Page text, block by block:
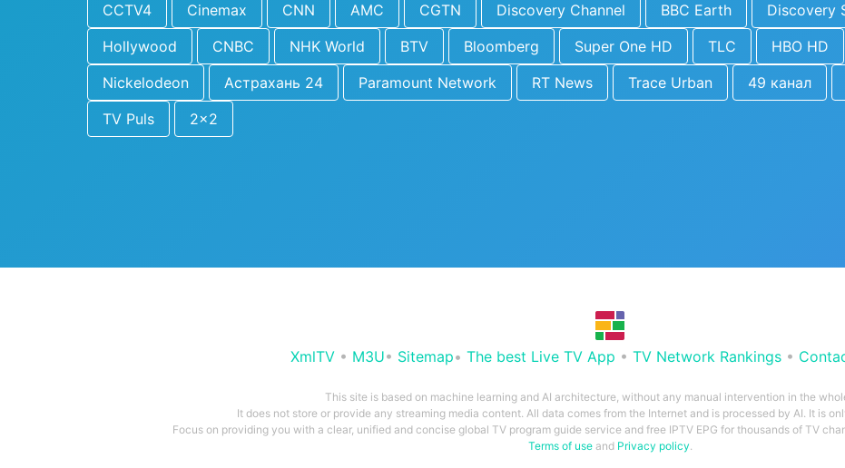
CCTV4 Cinemax CNN AMC CGTN Discovery Channel BBC Earth Discovery
Hollywood
CNBC NHK World BTV Bloomberg Super One HD TLC HBO HD
Nickelodeon
Астрахань 24 Paramount Network RT News Trace Urban 49 канал
TV Puls
2x2
XmlTV • M3U• Sitemap• The best Live TV App • TV Network Rankings •
This site is based on machine learning and AI architecture, without any manual intervention in the
It does not store or provide any streaming media content. All data comes from the Internet and is processed by AI. It is
Focus on providing you with a clear, unified and concise global TV program guide service and free IPTV EPG for thousands of TV
Terms of useand Privacy policy.